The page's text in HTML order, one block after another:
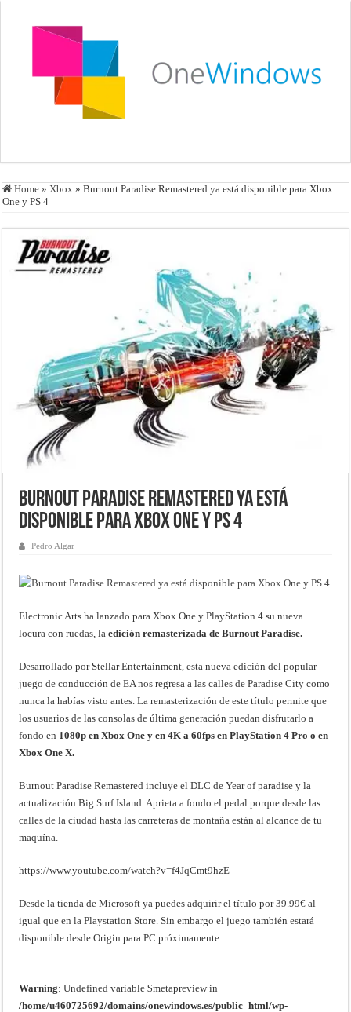
Home » Xbox » Burnout Paradise Remastered ya está disponible para Xbox
One y PS 4
Burnout Paradise Remastered ya está
disponible para Xbox One y PS 4
Pedro Algar
Electronic Arts ha lanzado para Xbox One y PlayStation 4 su nueva
locura con ruedas, la edición remasterizada de Burnout Paradise.
Desarrollado por Stellar Entertainment, esta nueva edición del popular
juego de conducción de EA nos regresa a las calles de Paradise City como
nunca la habías visto antes. La remasterización de este título permite que
los usuarios de las consolas de última generación puedan disfrutarlo a
fondo en 1080p en Xbox One y en 4K a 60fps en PlayStation 4 Pro o en
Xbox One X.
Burnout Paradise Remastered incluye el DLC de Year of paradise y la
actualización Big Surf Island. Aprieta a fondo el pedal porque desde las
calles de la ciudad hasta las carreteras de montaña están al alcance de tu
maquína.
https://www.youtube.com/watch?v=f4JqCmt9hzE
Desde la tienda de Microsoft ya puedes adquirir el título por 39.99€ al
igual que en la Playstation Store. Sin embargo el juego también estará
disponible desde Origin para PC próximamente.
Warning: Undefined variable $metapreview in
/home/u460725692/domains/onewindows.es/public_html/wp-